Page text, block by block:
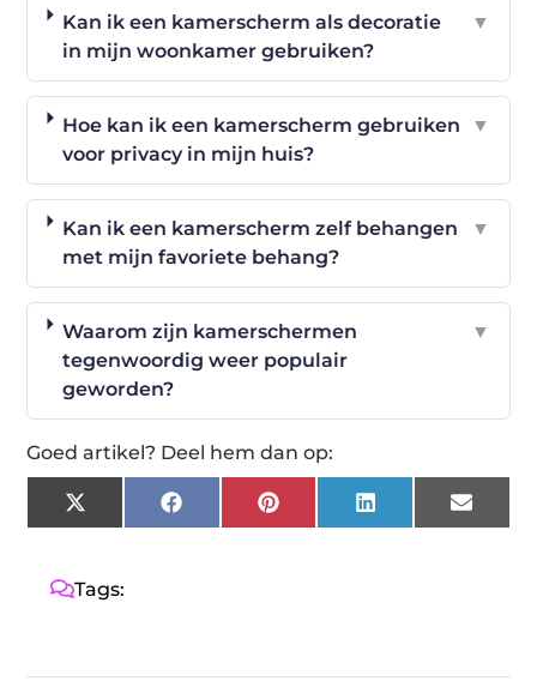
Kan ik een kamerscherm als decoratie
in mijn woonkamer gebruiken?
▼
Hoe kan ik een kamerscherm gebruiken
voor privacy in mijn huis?
▼
Kan ik een kamerscherm zelf behangen
met mijn favoriete behang?
▼
Waarom zijn kamerschermen
tegenwoordig weer populair
geworden?
▼
Goed artikel? Deel hem dan op:
X
(Twitter)
FacebookPinterestLinkedIn Email
Tags: